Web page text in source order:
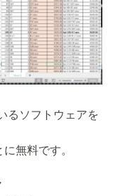
るソフトウェアを
無料です。